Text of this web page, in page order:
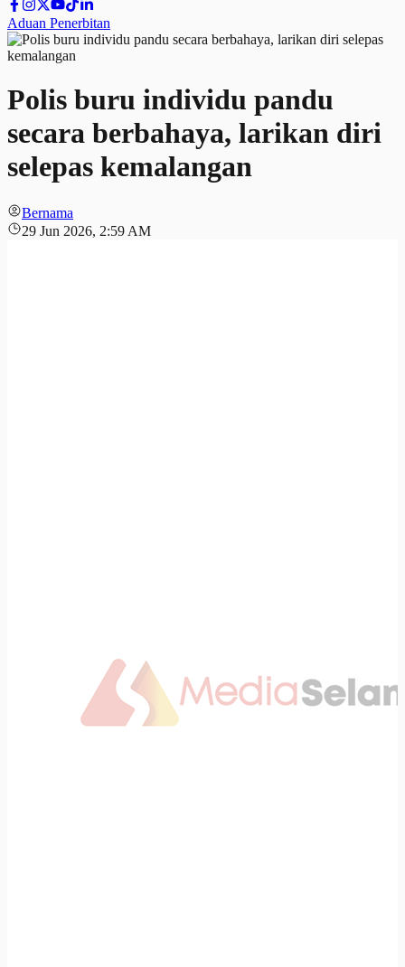
Aduan Penerbitan
Polis buru individu pandu
secara berbahaya, larikan diri
selepas kemalangan
Bernama
29 Jun 2026, 2:59 AM